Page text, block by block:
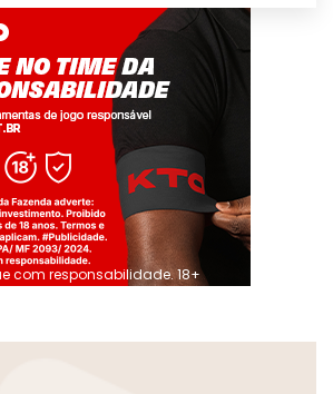
com responsabilidade. 18+